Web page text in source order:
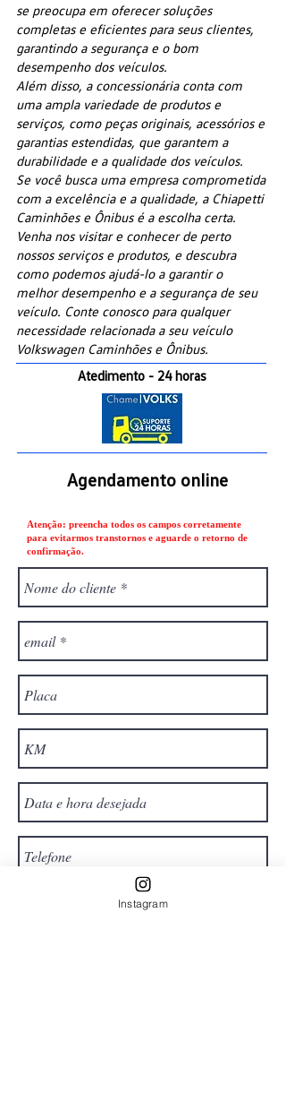
se preocupa em oferecer soluções
completas e eficientes para seus clientes,
garantindo a segurança e o bom
desempenho dos veículos.
Além disso, a concessionária conta com
uma ampla variedade de produtos e
serviços, como peças originais, acessórios e
garantias estendidas, que garantem a
durabilidade e a qualidade dos veículos.
Se você busca uma empresa comprometida
com a excelência e a qualidade, a Chiapetti
Caminhões e Ônibus é a escolha certa.
Venha nos visitar e conhecer de perto
nossos serviços e produtos, e descubra
como podemos ajudá-lo a garantir o
melhor desempenho e a segurança de seu
veículo. Conte conosco para qualquer
necessidade relacionada a seu veículo
Volkswagen Caminhões e Ônibus.
Atedimento - 24 horas
Agendamento online
Atenção: preencha todos os campos corretamente
para evitarmos transtornos e aguarde o retorno de
confirmação.
Instagram